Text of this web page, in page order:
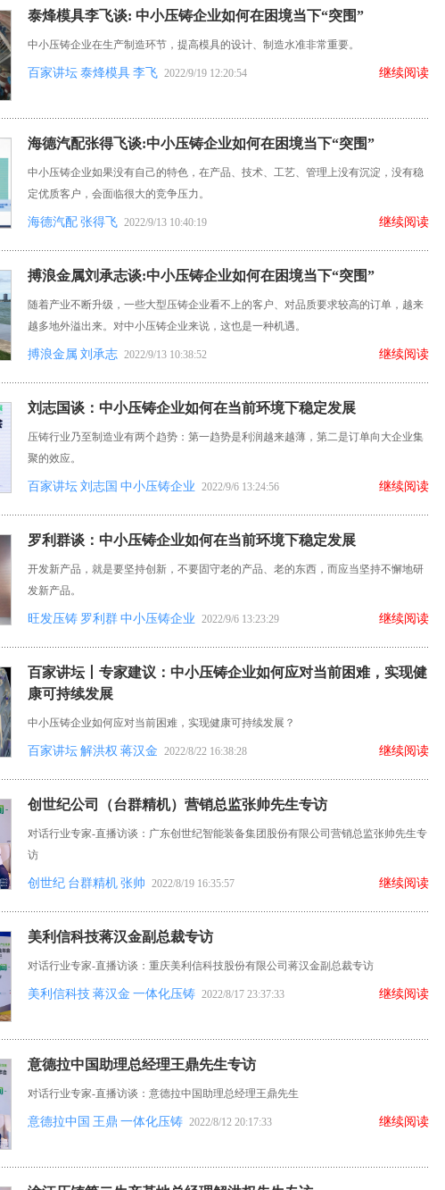
泰烽模具李飞谈: 中小压铸企业如何在困境当下“突围”
中小压铸企业在生产制造环节，提高模具的设计、制造水准非常重要。
百家讲坛 泰烽模具 李飞 2022/9/19 12:20:54 继续阅读
海德汽配张得飞谈:中小压铸企业如何在困境当下“突围”
中小压铸企业如果没有自己的特色，在产品、技术、工艺、管理上没有沉淀，没有稳
定优质客户，会面临很大的竞争压力。
海德汽配 张得飞 2022/9/13 10:40:19 继续阅读
搏浪金属刘承志谈:中小压铸企业如何在困境当下“突围”
随着产业不断升级，一些大型压铸企业看不上的客户、对品质要求较高的订单，越来
越多地外溢出来。对中小压铸企业来说，这也是一种机遇。
搏浪金属 刘承志 2022/9/13 10:38:52 继续阅读
刘志国谈：中小压铸企业如何在当前环境下稳定发展
压铸行业乃至制造业有两个趋势：第一趋势是利润越来越薄，第二是订单向大企业集
聚的效应。
百家讲坛 刘志国 中小压铸企业 2022/9/6 13:24:56 继续阅读
罗利群谈：中小压铸企业如何在当前环境下稳定发展
开发新产品，就是要坚持创新，不要固守老的产品、老的东西，而应当坚持不懈地研
发新产品。
旺发压铸 罗利群 中小压铸企业 2022/9/6 13:23:29 继续阅读
百家讲坛丨专家建议：中小压铸企业如何应对当前困难，实现健
康可持续发展
中小压铸企业如何应对当前困难，实现健康可持续发展？
百家讲坛 解洪权 蒋汉金 2022/8/22 16:38:28 继续阅读
创世纪公司（台群精机）营销总监张帅先生专访
对话行业专家-直播访谈：广东创世纪智能装备集团股份有限公司营销总监张帅先生专
访
创世纪 台群精机 张帅 2022/8/19 16:35:57 继续阅读
美利信科技蒋汉金副总裁专访
对话行业专家-直播访谈：重庆美利信科技股份有限公司蒋汉金副总裁专访
美利信科技 蒋汉金 一体化压铸 2022/8/17 23:37:33 继续阅读
意德拉中国助理总经理王鼎先生专访
对话行业专家-直播访谈：意德拉中国助理总经理王鼎先生
意德拉中国 王鼎 一体化压铸 2022/8/12 20:17:33 继续阅读